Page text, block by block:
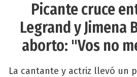
Picante cruce
Legrand y Jimena
aborto: "Vos no
La cantante y actriz llevó un